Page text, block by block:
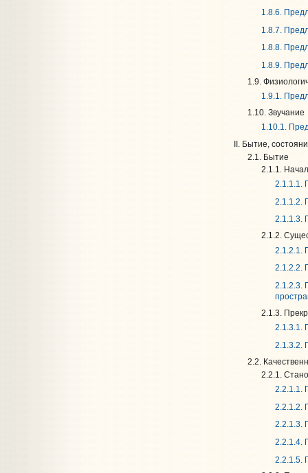
1.8.6.
1.8.7.
1.8.8.
1.8.9.
1.9.
1.9.1.
1.10. Звучание
1.10.1.
II. Бытие,
2.1. Бытие
2.1.1.
2.1.1.1.
2.1.1.2.
2.1.1.3.
2.1.2.
2.1.2.1.
2.1.2.2.
2.1.2.3.
2.1.3.
2.1.3.1.
2.1.3.2.
2.2.
2.2.1.
2.2.1.1.
2.2.1.2.
2.2.1.3.
2.2.1.4.
2.2.1.5.